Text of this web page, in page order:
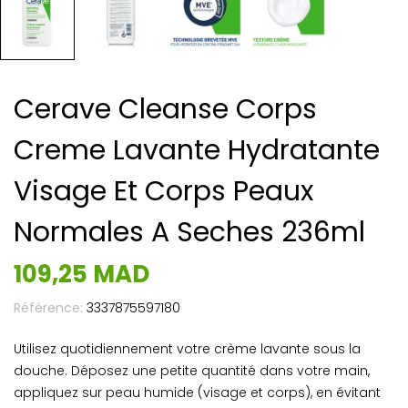
Cerave Cleanse Corps
Creme Lavante Hydratante
Visage Et Corps Peaux
Normales A Seches 236ml
109,25 MAD
Référence: 3337875597180
Utilisez quotidiennement votre crème lavante sous la
douche. Déposez une petite quantité dans votre main,
appliquez sur peau humide (visage et corps), en évitant